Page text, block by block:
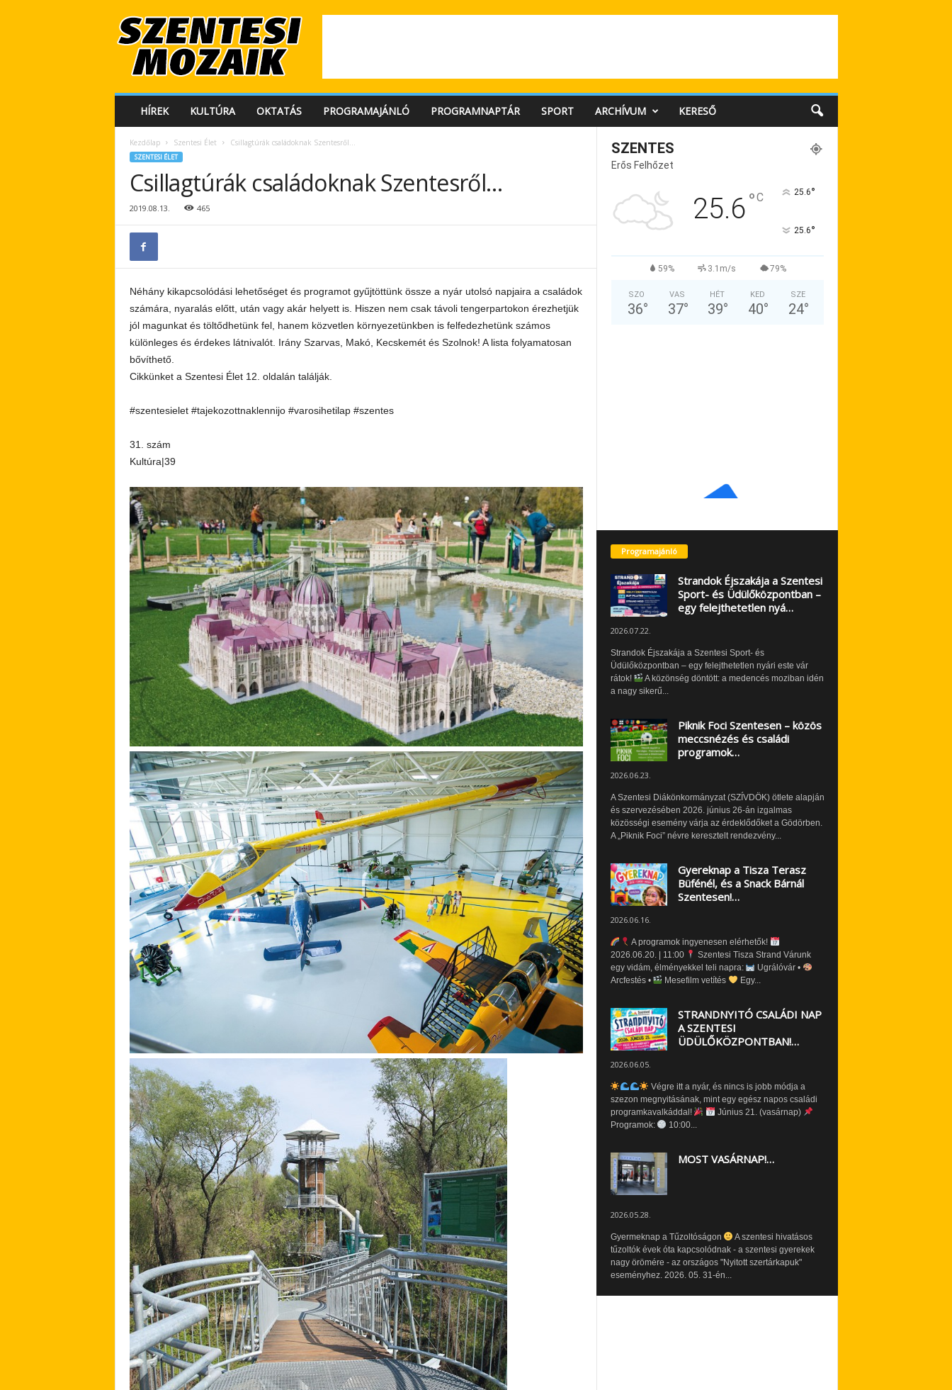
e
HÍREK KULTÚRA OKTATÁS PROGRAMAJÁNLÓ PROGRAMNAPTÁR SPORT ARCHÍVUM KERESŐ
Kezdőlap Szentesi Élet Csillagtúrák családoknak Szentesről…
SZENTESI ÉLET
Csillagtúrák családoknak Szentesről…
2019.08.13. 465
Néhány kikapcsolódási lehetőséget és programot gyűjtöttünk össze a nyár utolsó napjaira a családok
számára, nyaralás előtt, után vagy akár helyett is. Hiszen nem csak távoli tengerpartokon érezhetjük
jól magunkat és töltődhetünk fel, hanem közvetlen környezetünkben is felfedezhetünk számos
különleges és érdekes látnivalót. Irány Szarvas, Makó, Kecskemét és Szolnok! A lista folyamatosan
bővíthető.
Cikkünket a Szentesi Élet 12. oldalán találják.
#szentesielet #tajekozottnaklennijo #varosihetilap #szentes
31. szám
Kultúra|39
SZENTES
Erős Felhőzet
25.6°C 25.6°
25.6°
59% 3.1m/s 79%
SZO
36°
VAS
37°
HÉT
39°
KED
40°
SZE
24°
Programajánló
Strandok Éjszakája a Szentesi
Sport- és Üdülőközpontban –
egy felejthetetlen nyá…
2026.07.22.
Strandok Éjszakája a Szentesi Sport- és
Üdülőközpontban – egy felejthetetlen nyári este vár
rátok!
A közönség döntött: a medencés moziban idén
a nagy sikerű...
Piknik Foci Szentesen – közös
meccsnézés és családi
programok…
2026.06.23.
A Szentesi Diákönkormányzat (SZÍVDÖK) ötlete alapján
és szervezésében 2026. június 26-án izgalmas
közösségi esemény várja az érdeklődőket a Gödörben.
A „Piknik Foci” névre keresztelt rendezvény...
Gyereknap a Tisza Terasz
Büfénél, és a Snack Bárnál
Szentesen!…
2026.06.16.
A programok ingyenesen elérhetők!
2026.06.20. | 11:00
Szentesi Tisza Strand Várunk
egy vidám, élményekkel teli napra:
Ugrálóvár •
Arcfestés •
Mesefilm vetítés Egy...
STRANDNYITÓ CSALÁDI NAP
A SZENTESI
ÜDÜLŐKÖZPONTBAN!…
2026.06.05.
Végre itt a nyár, és nincs is jobb módja a
szezon megnyitásának, mint egy egész napos családi
programkavalkáddal!
Június 21. (vasárnap)
Programok:
10:00...
MOST VASÁRNAP!…
2026.05.28.
Gyermeknap a Tűzoltóságon
A szentesi hivatásos
tűzoltók évek óta kapcsolódnak - a szentesi gyerekek
nagy örömére - az országos "Nyitott szertárkapuk"
eseményhez. 2026. 05. 31-én...